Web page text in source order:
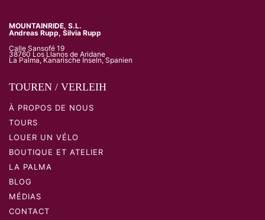
MOUNTAINRIDE, S.L.
Andreas Rupp, Silvia Rupp
Calle Sansofé 19
38760 Los Llanos de Aridane
La Palma, Kanarische Inseln, Spanien
TOUREN / VERLEIH
À PROPOS DE NOUS
TOURS
LOUER UN VÉLO
BOUTIQUE ET ATELIER
LA PALMA
BLOG
MÉDIAS
CONTACT